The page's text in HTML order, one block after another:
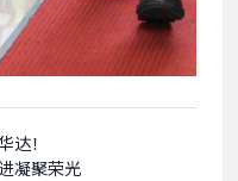
达！
凝聚荣光